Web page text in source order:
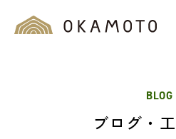
BLOG
ブログ・